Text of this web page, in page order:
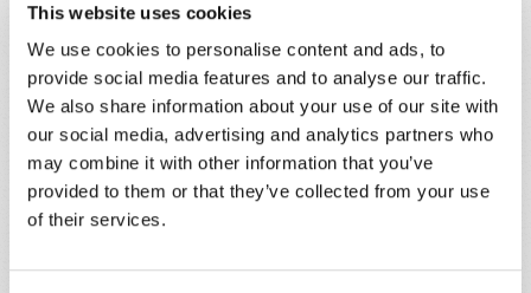
This website uses cookies
We use cookies to personalise content and ads, to
provide social media features and to analyse our traffic.
We also share information about your use of our site with
our social media, advertising and analytics partners who
may combine it with other information that you’ve
provided to them or that they’ve collected from your use
of their services.